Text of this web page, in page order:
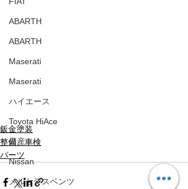
ABARTH
ABARTH
Maserati
Maserati
ハイエース
Toyota HiAce
日産
Nissan
メルセデスベンツ
鈑金塗装
整備、車検
パーツ